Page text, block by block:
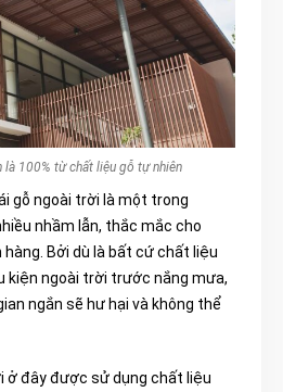
100% từ chất liệu gỗ tự nhiên
gỗ ngoài trời là một trong
nhầm lẫn, thắc mắc cho
Bởi dù là bất cứ chất liệu
kiện ngoài trời trước nắng mưa,
ngắn sẽ hư hại và không thể
ở đây được sử dụng chất liệu